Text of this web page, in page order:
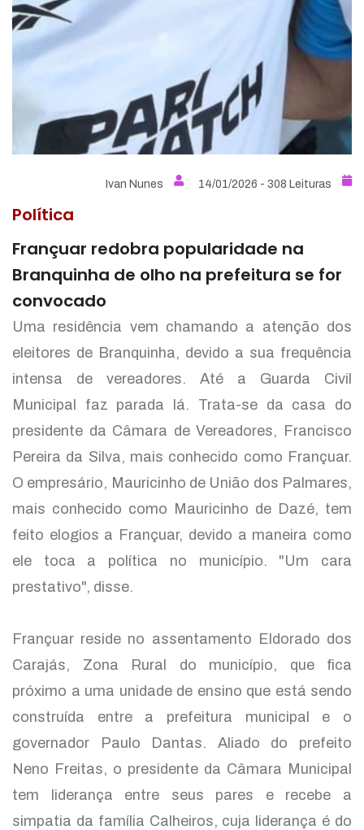
Ivan Nunes 14/01/2026 - 308 Leituras
Política
Françuar redobra popularidade na
Branquinha de olho na prefeitura se for
convocado
Uma residência vem chamando a atenção dos
eleitores de Branquinha, devido a sua frequência
intensa de vereadores. Até a Guarda Civil
Municipal faz parada lá. Trata-se da casa do
presidente da Câmara de Vereadores, Francisco
Pereira da Silva, mais conhecido como Françuar.
O empresário, Mauricinho de União dos Palmares,
mais conhecido como Mauricinho de Dazé, tem
feito elogios a Françuar, devido a maneira como
ele toca a política no município. "Um cara
prestativo", disse.
Françuar reside no assentamento Eldorado dos
Carajás, Zona Rural do município, que fica
próximo a uma unidade de ensino que está sendo
construída entre a prefeitura municipal e o
governador Paulo Dantas. Aliado do prefeito
Neno Freitas, o presidente da Câmara Municipal
tem liderança entre seus pares e recebe a
simpatia da família Calheiros, cuja liderança é do